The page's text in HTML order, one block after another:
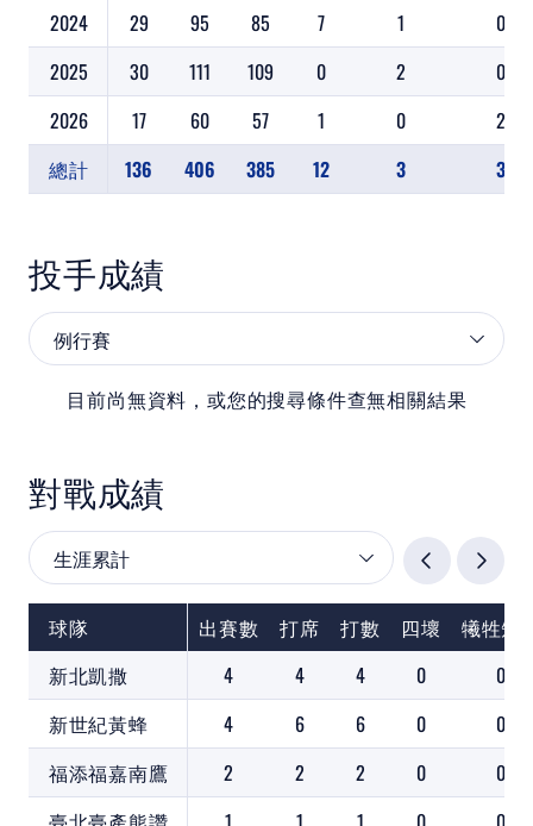
2024
29 95 85 7 1
0
2025
30 111 109 0 2
0
2026
17 60 57 1 0
2
總計
136 406 385 12 3 3
投手成績
目前尚無資料，或您的搜尋條件查無相關結果
對戰成績
球隊 出賽數 打席 打數 四壞
犧牲短
新北凱撒
4 4 4 0
0
新世紀黃蜂
4 6 6 0
0
福添福嘉南鷹
2 2 2 0
0